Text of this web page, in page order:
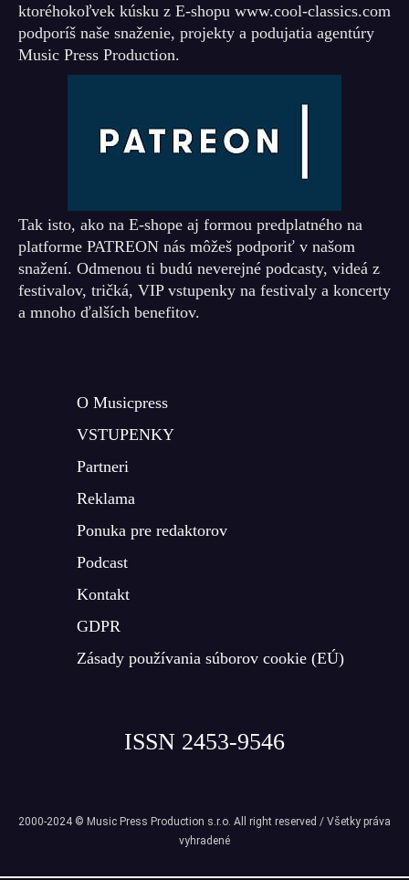
ktoréhokoľvek kúsku z E-shopu www.cool-classics.com
podporíš naše snaženie, projekty a podujatia agentúry
Music Press Production.
Tak isto, ako na E-shope aj formou predplatného na
platforme PATREON nás môžeš podporiť v našom
snažení. Odmenou ti budú neverejné podcasty, videá z
festivalov, tričká, VIP vstupenky na festivaly a koncerty
a mnoho ďalších benefitov.
O Musicpress
VSTUPENKY
Partneri
Reklama
Ponuka pre redaktorov
Podcast
Kontakt
GDPR
Zásady používania súborov cookie (EÚ)
ISSN 2453-9546
2000-2024 © Music Press Production s.r.o. All right reserved / Všetky práva
vyhradené